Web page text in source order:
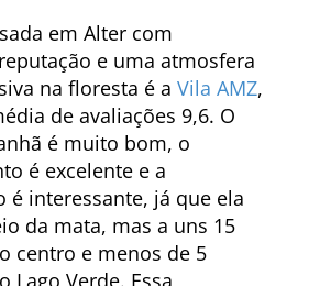
em Alter com
e uma atmosfera
na floresta é a Vila AMZ,
de avaliações 9,6. O
é muito bom, o
é excelente e a
é interessante, já que ela
da mata, mas a uns 15
centro e menos de 5
Lago Verde. Essa